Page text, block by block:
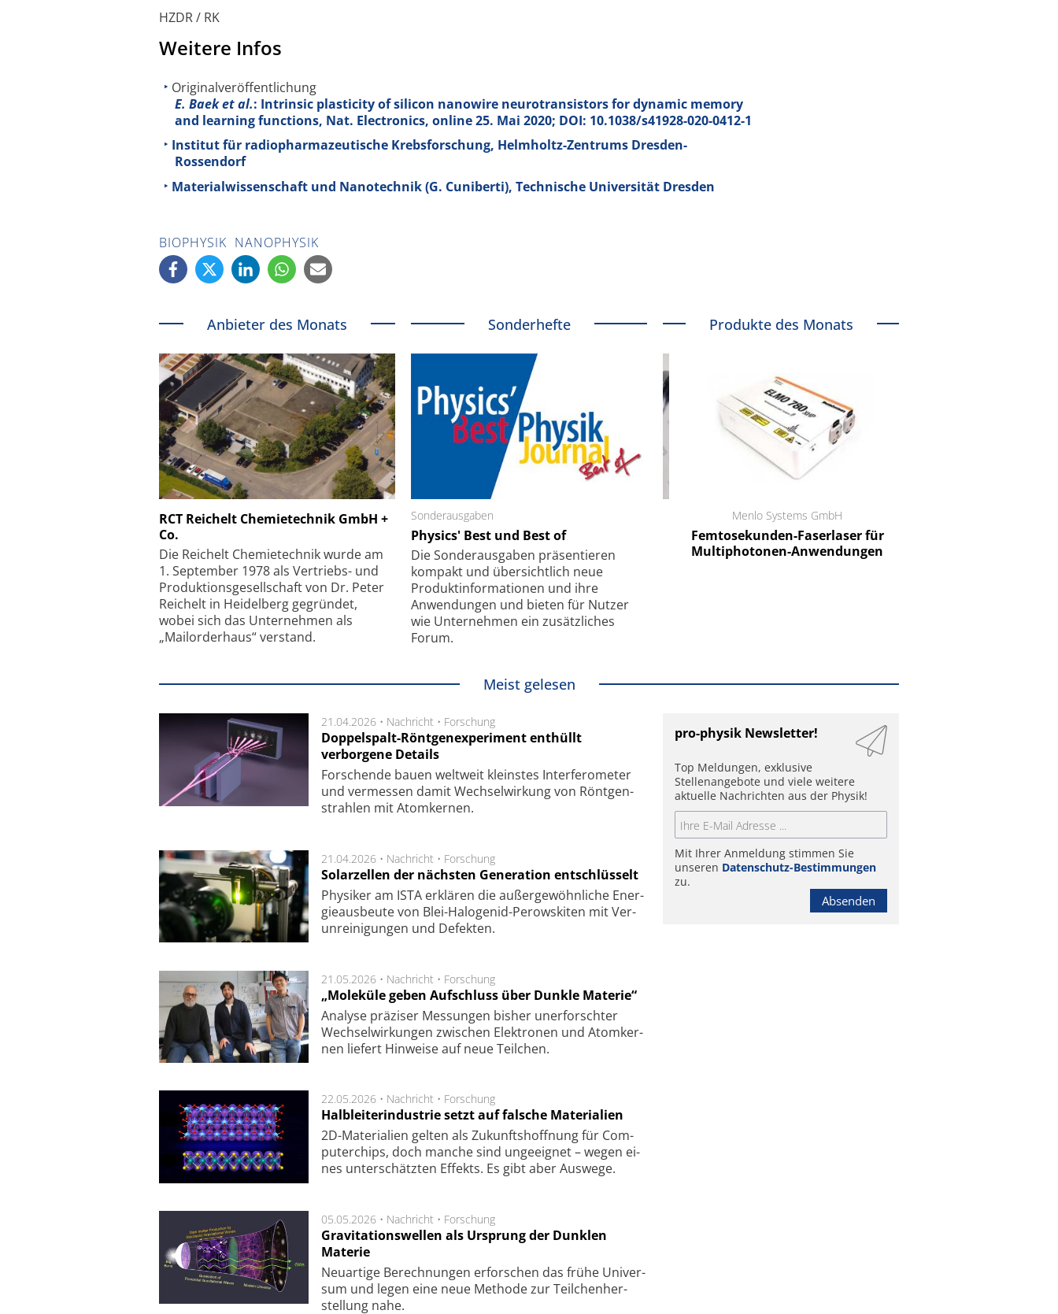
HZDR / RK
Weitere Infos
Originalveröffentlichung
E. Baek et al.: Intrinsic plasticity of silicon nanowire neurotransistors for dynamic memory
and learning functions, Nat. Electronics, online 25. Mai 2020; DOI: 10.1038/s41928-020-0412-1
Institut für radiopharmazeutische Krebsforschung, Helmholtz-Zentrums Dresden-
Rossendorf
Materialwissenschaft und Nanotechnik (G. Cuniberti), Technische Universität Dresden
BIOPHYSIK NANOPHYSIK
Anbieter des Monats
RCT Reichelt Chemietechnik GmbH +
Co.
Die Reichelt Chemietechnik wurde am
1. September 1978 als Vertriebs- und
Produktionsgesellschaft von Dr. Peter
Reichelt in Heidelberg gegründet,
wobei sich das Unternehmen als
„Mailorderhaus“ verstand.
Sonderhefte
Sonderausgaben
Physics' Best und Best of
Die Sonder­ausgaben präsentieren
kompakt und übersichtlich neue
Produkt­informationen und ihre
Anwendungen und bieten für Nutzer
wie Unternehmen ein zusätzliches
Forum.
Produkte des Monats
Schäfter + Kirchhoff GmbH
Feinfokussierungsmechanismus
Elektronenmikroskopie auf
kleinstem Raum
Menlo Systems GmbH
Femtosekunden-Faserlaser für
Multiphotonen-Anwendungen
Meist gelesen
21.04.2026 • Nachricht • Forschung
Doppelspalt-Röntgenexperiment enthüllt
verborgene Details
For­schen­de bau­en welt­weit kleins­tes In­ter­fe­ro­me­ter
und ver­mes­sen da­mit Wech­sel­wir­kung von Rönt­gen­
strah­len mit Atom­ker­nen.
21.04.2026 • Nachricht • Forschung
Solarzellen der nächsten Generation entschlüsselt
Physiker am ISTA er­klä­ren die außer­ge­wöhn­li­che Ener­
gie­aus­beu­te von Blei-Halo­ge­nid-Perows­ki­ten mit Ver­
unrei­ni­gung­en und De­fek­ten.
21.05.2026 • Nachricht • Forschung
„Moleküle geben Aufschluss über Dunkle Materie“
Analyse prä­zi­ser Mes­sung­en bis­her un­er­for­schter
Wech­sel­wir­kung­en zwi­schen Elek­tro­nen und Atom­ker­
nen lie­fert Hin­wei­se auf neue Teil­chen.
22.05.2026 • Nachricht • Forschung
Halbleiterindustrie setzt auf falsche Materialien
2D-Mate­ri­a­li­en gel­ten als Zu­kunfts­hoff­nung für Com­
pu­ter­chips, doch man­che sind un­ge­eig­net – we­gen ei­
nes un­ter­schätz­ten Ef­fekts. Es gibt aber Aus­we­ge.
05.05.2026 • Nachricht • Forschung
Gravitationswellen als Ursprung der Dunklen
Materie
Neu­artige Be­rech­nung­en er­for­schen das frü­he Uni­ver­
sum und legen eine neue Me­tho­de zur Teil­chen­her­
stel­lung nahe.
pro-physik Newsletter!
Top Meldungen, exklusive
Stellenangebote und viele weitere
aktuelle Nachrichten aus der Physik!
Mit Ihrer Anmeldung stimmen Sie
unseren Datenschutz-Bestimmungen
zu.
Absenden